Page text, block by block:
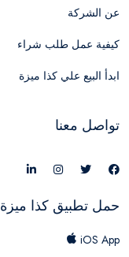
عن الشركة
كيفية عمل طلب شراء
ابدأ البيع علي كذا ميزة
تواصل معنا
حمل تطبيق كذا ميزة
iOS App